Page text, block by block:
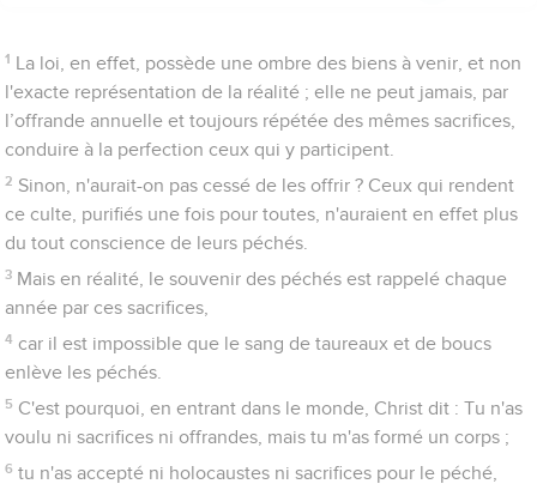
au travers du voile, c'est-à-dire de son propre corps.
21 De plus, nous avons un souverain prêtre établi sur la maison
de Dieu.
inébranlable, le cœur purifié d'une mauvaise conscience et le
corps lavé d'une eau pure.
celui qui a fait la promesse est fidèle.
à de belles œuvres.
ont l’habitude, mais encourageons-nous mutuellement. Faites
cela d'autant plus que vous voyez s'approcher le jour.
26 En effet, si nous péchons volontairement après avoir reçu la